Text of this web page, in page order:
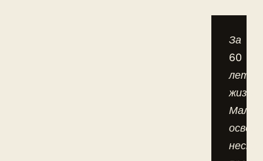
За
60
лет
жизни
освоил